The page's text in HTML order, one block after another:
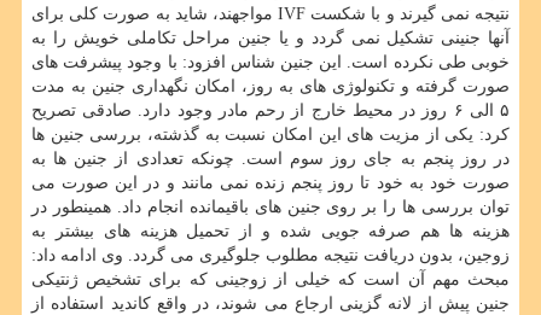
نتیجه نمی گیرند و با شكست IVF مواجهند، شاید به صورت كلی برای
آنها جنینی تشكیل نمی گردد و یا جنین مراحل تكاملی خویش را به
خوبی طی نكرده است. این جنین شناس افزود: با وجود پیشرفت های
صورت گرفته و تكنولوژی های به روز، امكان نگهداری جنین به مدت
۵ الی ۶ روز در محیط خارج از رحم مادر وجود دارد. صادقی تصریح
كرد: یكی از مزیت های این امكان نسبت به گذشته، بررسی جنین ها
در روز پنجم به جای روز سوم است. چونكه تعدادی از جنین ها به
صورت خود به خود تا روز پنجم زنده نمی مانند و در این صورت می
توان بررسی ها را بر روی جنین های باقیمانده انجام داد. همینطور در
هزینه ها هم صرفه جویی شده و از تحمیل هزینه های بیشتر به
زوجین، بدون دریافت نتیجه مطلوب جلوگیری می گردد. وی ادامه داد:
مبحث مهم آن است كه خیلی از زوجینی كه برای تشخیص ژنتیكی
جنین پیش از لانه گزینی ارجاع می شوند، در واقع كاندید استفاده از